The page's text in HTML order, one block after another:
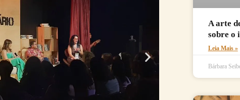
A arte
sobre o
Leia Mais »
Bárbara